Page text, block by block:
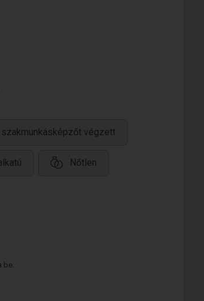
végzett
Nőtlen
be.